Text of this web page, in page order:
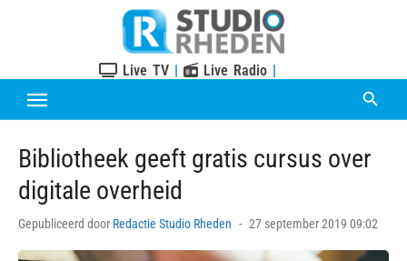
Live TV | Live Radio |
Bibliotheek geeft gratis cursus over
digitale overheid
Gepubliceerd door Redactie Studio Rheden
Posted
27 september 2019 09:02